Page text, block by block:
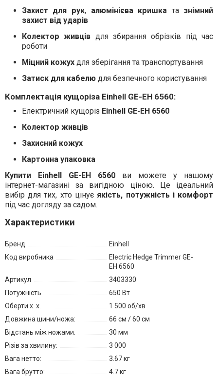
Захист для рук, алюмінієва кришка та знімний
захист від ударів
Колектор живців для збирання обрізків під час
роботи
Міцний кожухдля зберігання та транспортування
Затиск для кабелюдля безпечного користування
Комплектація кущоріза Einhell GE-EH 6560:
Електричний кущоріз Einhell GE-EH 6560
Колектор живців
Захисний кожух
Картонна упаковка
Купити Einhell GE-EH 6560ви можете у нашому
інтернет-магазині за вигідною ціною. Це ідеальний
вибір для тих, хто цінує якість, потужність і комфорт
під час догляду за садом.
Характеристики
Бренд
Einhell
Код виробника
Electric Hedge Trimmer GE-
EH 6560
Артикул
3403330
Потужність
650 Вт
Оберти х. х.
1 500 об/хв
Довжина шини/ножа:
66 см / 60 см
Відстань між ножами:
30 мм
Різів за хвилину:
3 000
Вага нетто:
3.67 кг
Вага брутто:
4.7 кг